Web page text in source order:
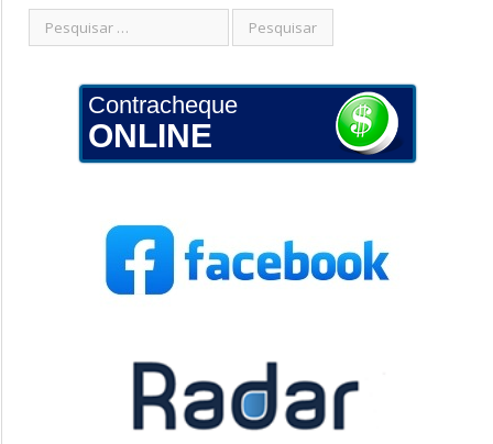
Contracheque
ONLINE